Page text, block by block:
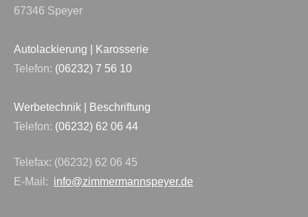
67346 Speyer
Autolackierung | Karosserie
Telefon: (06232) 7 56 10
Werbetechnik | Beschriftung
Telefon: (06232) 62 06 44
Telefax: (06232) 62 06 45
E-Mail: info@zimmermannspeyer.de